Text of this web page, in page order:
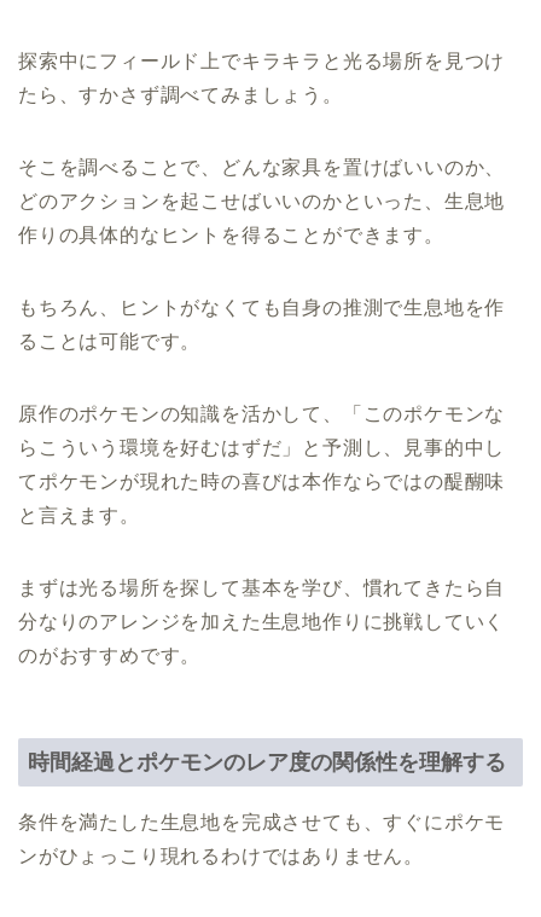
探索中にフィールド上でキラキラと光る場所を見つけ
たら、すかさず調べてみましょう。
そこを調べることで、どんな家具を置けばいいのか、
どのアクションを起こせばいいのかといった、生息地
作りの具体的なヒントを得ることができます。
もちろん、ヒントがなくても自身の推測で生息地を作
ることは可能です。
原作のポケモンの知識を活かして、「このポケモンな
らこういう環境を好むはずだ」と予測し、見事的中し
てポケモンが現れた時の喜びは本作ならではの醍醐味
と言えます。
まずは光る場所を探して基本を学び、慣れてきたら自
分なりのアレンジを加えた生息地作りに挑戦していく
のがおすすめです。
時間経過とポケモンのレア度の関係性を理解する
条件を満たした生息地を完成させても、すぐにポケモ
ンがひょっこり現れるわけではありません。